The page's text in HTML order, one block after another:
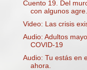
Cuento 19. Del
con algunos
Video: Las crisis
Audio: Adultos
COVID-19
Audio: Tu estás en
ahora.